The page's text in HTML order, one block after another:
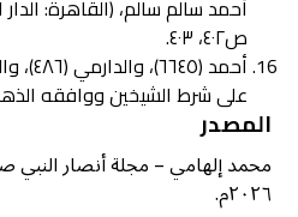
ص٤٠٢، ٤٠٣.
على شرط الشيخين ووافقه
المصدر
محمد إلهامي – مجلة أنصار النبي
٢٠٢٦م.